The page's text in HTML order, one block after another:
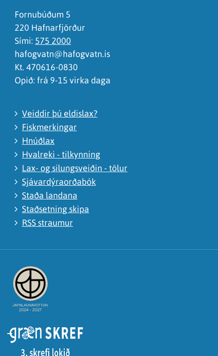
Ég skil ekki efnið, finnst það of flókið
Fornubúðum 5
220 Hafnarfjörður
Sími: 575 2000
hafogvatn@hafogvatn.is
Kt. 470616-0830
Opið: frá 9-15 virka daga
Veiddir þú eldislax?
Fiskmerkingar
Hnúðlax
Hvalreki - tilkynning
Lax- og silungsveiðin - tölur
Sjávardýraorðabók
Staða landana
Staðsetning skipa
RSS straumur